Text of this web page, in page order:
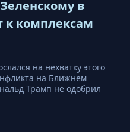
в
к комплексам
на нехватку этого
на Ближнем
Трамп не одобрил